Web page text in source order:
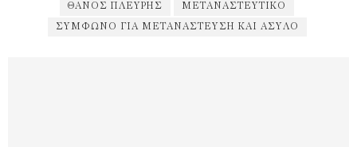
ΘΆΝΟΣ ΠΛΕΎΡΗΣ ΜΕΤΑΝΑΣΤΕΥΤΙΚΌ
ΣΎΜΦΩΝΟ ΓΙΑ ΜΕΤΑΝΆΣΤΕΥΣΗ ΚΑΙ ΆΣΥΛΟ